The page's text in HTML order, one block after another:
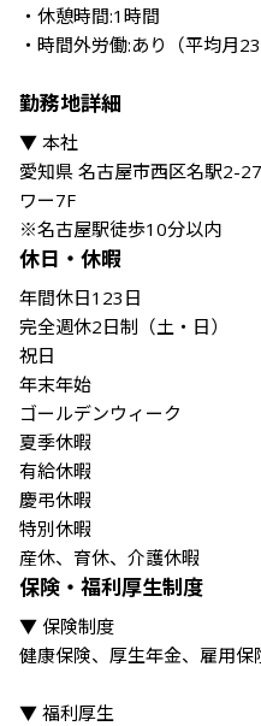
・休憩時間:1時間
・時間外労働:あり（平均月23
勤務地詳細
▼ 本社
愛知県 名古屋市西区名駅2-
ワー7F
※名古屋駅徒歩10分以内
休日・休暇
年間休日123日
完全週休2日制（土・日）
祝日
年末年始
ゴールデンウィーク
夏季休暇
有給休暇
慶弔休暇
特別休暇
産休、育休、介護休暇
保険・福利厚生制度
▼ 保険制度
健康保険、厚生年金、雇用保
▼ 福利厚生